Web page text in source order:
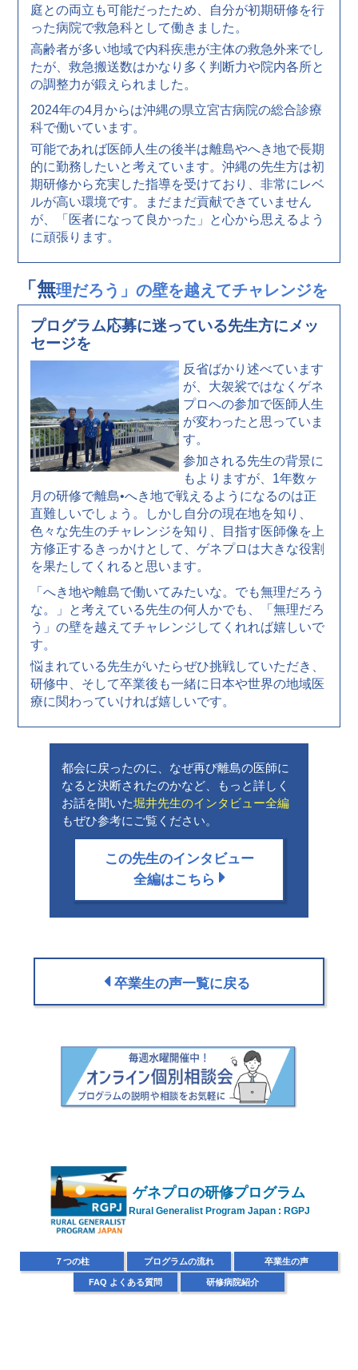
庭との両立も可能だったため、自分が初期研修を行
った病院で救急科として働きました。
高齢者が多い地域で内科疾患が主体の救急外来でし
たが、救急搬送数はかなり多く判断力や院内各所と
の調整力が鍛えられました。
2024年の4月からは沖縄の県立宮古病院の総合診療
科で働いています。
可能であれば医師人生の後半は離島やへき地で長期
的に勤務したいと考えています。沖縄の先生方は初
期研修から充実した指導を受けており、非常にレベ
ルが高い環境です。まだまだ貢献できていません
が、「医者になって良かった」と心から思えるよう
に頑張ります。
「無理だろう」の壁を越えてチャレンジを
プログラム応募に迷っている先生方にメッ
セージを
反省ばかり述べています
が、大袈裟ではなくゲネ
プロへの参加で医師人生
が変わったと思っていま
す。
参加される先生の背景に
もよりますが、1年数ヶ
月の研修で離島•へき地で戦えるようになるのは正
直難しいでしょう。しかし自分の現在地を知り、
色々な先生のチャレンジを知り、目指す医師像を上
方修正するきっかけとして、ゲネプロは大きな役割
を果たしてくれると思います。
「へき地や離島で働いてみたいな。でも無理だろう
な。」と考えている先生の何人かでも、「無理だろ
う」の壁を越えてチャレンジしてくれれば嬉しいで
す。
悩まれている先生がいたらぜひ挑戦していただき、
研修中、そして卒業後も一緒に日本や世界の地域医
療に関わっていければ嬉しいです。
都会に戻ったのに、なぜ再び離島の医師に
なると決断されたのかなど、もっと詳しく
お話を聞いた堀井先生のインタビュー全編
もぜひ参考にご覧ください。
この先生のインタビュー
全編はこちら
卒業生の声一覧に戻る
ゲネプロの研修プログラム
Rural Generalist Program Japan : RGPJ
７つの柱 プログラムの流れ 卒業生の声
FAQ よくある質問 研修病院紹介